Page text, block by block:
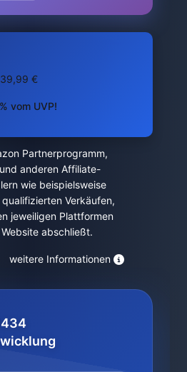
39,99 €
vom UVP!
Partnerprogramm,
anderen Affiliate-
wie beispielsweise
Verkäufen,
jeweiligen Plattformen
abschließt.
weitere Informationen